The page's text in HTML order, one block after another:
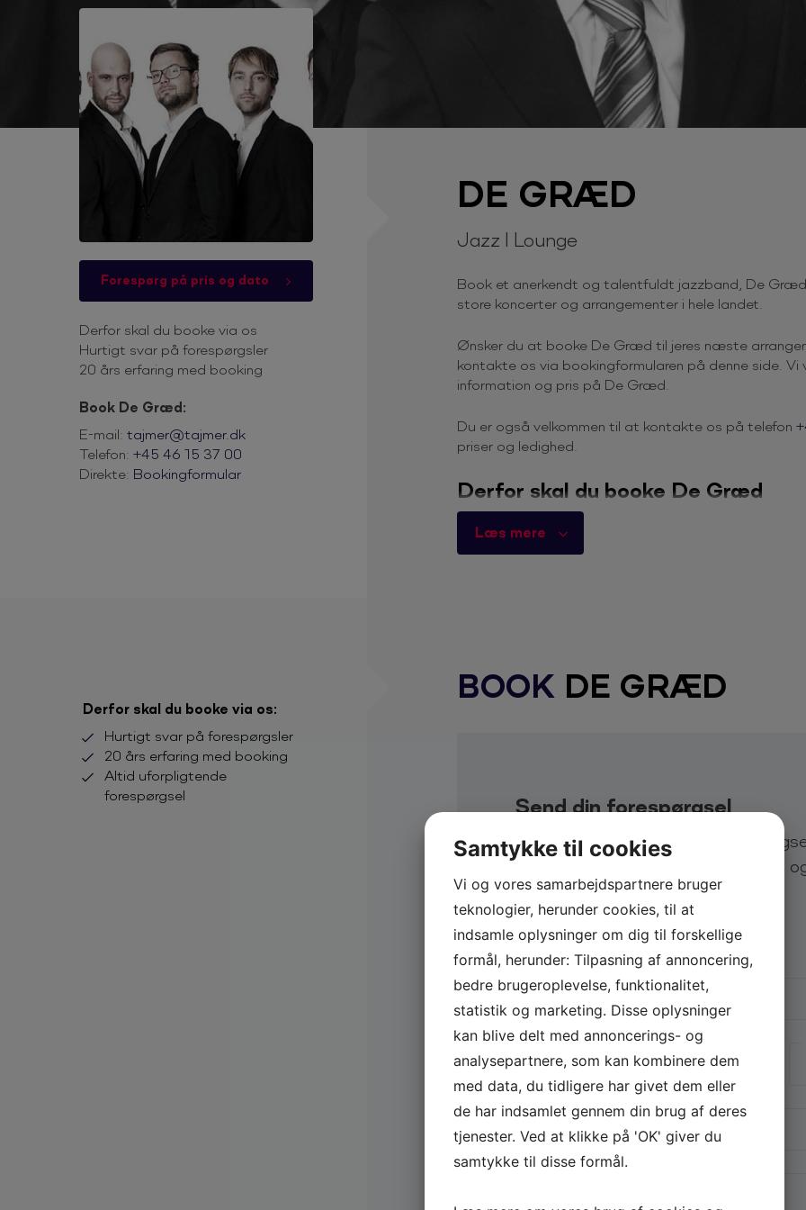
Forespørg på pris og dato
Derfor skal du booke via os
Hurtigt svar på forespørgsler
20 års erfaring med booking
Book De Græd:
E-mail: tajmer@tajmer.dk
Telefon: +45 46 15 37 00
Direkte: Bookingformular
DE GRÆD
Jazz I Lounge
Book et anerkendt og talentfuldt jazzband, De
store koncerter og arrangementer i hele landet.
Ønsker du at booke De Græd til jeres næste
kontakte os via bookingformularen på denne side.
information og pris på De Græd.
Du er også velkommen til at kontakte os på telefon
priser og ledighed.
Derfor skal du booke De Græd
Mangler du et professionelt og originalt orkester
mulighed, da de har optrådt på både store og små
de bedste klassikere og de mest populære
giver en behagelig og original akustisk sound, der
– ”Nougat for øregangen. Meget blød og lækker
De Græds største hits
– Undentäg (2010)
– Just The Two Of Us (2010)
– So Lonely (2010)
– It’s Probably Me (2010)
– Things I Do For You (2010)
– Change Partners (2010)
Book De Græd
Book en koncert med De Græd ved at udfylde
Læs mere
BOOK DE GRÆD
Send din forespørgsel
Send os en uforpligtende
lynhurtigt svar på eksempelvis pris
Vælg arrangementstype
Firma
Privat
Navn
E-mail *
Telefon
Derfor skal du booke via os:
Hurtigt svar på forespørgsler
20 års erfaring med booking
Altid uforpligtende
forespørgsel
Samtykke til cookies
Vi og vores samarbejdspartnere bruger
teknologier, herunder cookies, til at
indsamle oplysninger om dig til forskellige
formål, herunder: Tilpasning af annoncering,
bedre brugeroplevelse, funktionalitet,
statistik og marketing. Disse oplysninger
kan blive delt med annoncerings- og
analysepartnere, som kan kombinere dem
med data, du tidligere har givet dem eller
de har indsamlet gennem din brug af deres
tjenester. Ved at klikke på 'OK' giver du
samtykke til disse formål.